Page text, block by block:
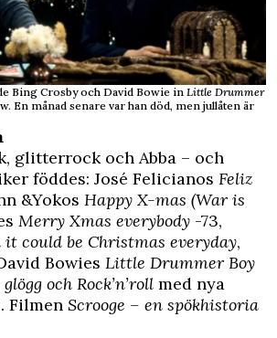
Bing Crosby och David Bowie in Little Drummer
En månad senare var han död, men jullåten är
glitterrock och Abba – och
föddes: José Felicianos Feliz
&Yokos Happy X-mas (War is
Merry Xmas everybody -73,
could be Christmas everyday,
Bowies Little Drummer Boy
och Rock’n’roll med nya
Filmen Scrooge – en spökhistoria